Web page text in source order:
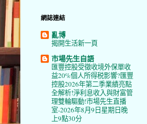
網誌連結
亂博
揭開生活新一頁
市場先生自語
匯豐控股受徵收境外保單收
益20%個人所得税影響?匯豐
控股2026年第二季業績亮點
全解析!淨利息收入與財富管
理雙輪驅動!市場先生直播
室-2026年8月9日星期日晚
上9點30分